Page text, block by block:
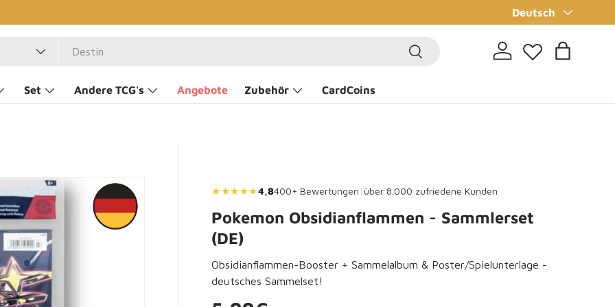
✨CardCoins
Sprache
Deutsch
Suchen
Einloggen
Set Andere TCG's Angebote Zubehör CardCoins
★★★★★4,8400+ Bewertungen | über 8.000 zufriedene Kunden
Pokemon Obsidianflammen - Sammlerset
(DE)
Obsidianflammen-Booster + Sammelalbum & Poster/Spielunterlage -
deutsches Sammelset!